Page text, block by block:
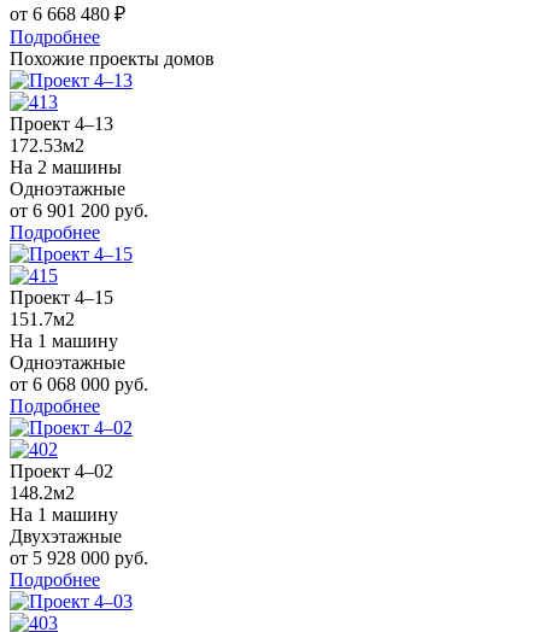
от 6 668 480 ₽
Подробнее
Похожие проекты домов
Проект 4–13
172.53м2
На 2 машины
Одноэтажные
от 6 901 200 руб.
Подробнее
Проект 4–15
151.7м2
На 1 машину
Одноэтажные
от 6 068 000 руб.
Подробнее
Проект 4–02
148.2м2
На 1 машину
Двухэтажные
от 5 928 000 руб.
Подробнее